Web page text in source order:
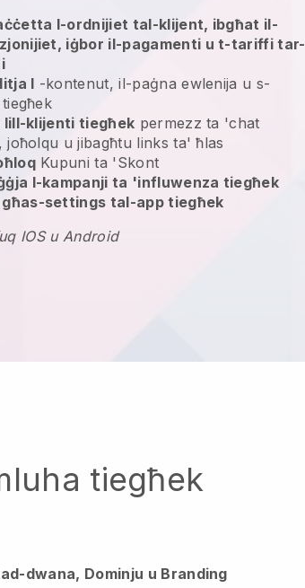
l-ordnijiet tal-klijent, ibgħat il-
iġbor il-pagamenti u t-tariffi tar-
l -kontenut, il-paġna ewlenija u s-
lill-klijenti tiegħek permezz ta 'chat
joħolqu u jibagħtu links ta' ħlas
Kupuni ta 'Skont
l-kampanji ta 'influwenza tiegħek
għas-settings tal-app tiegħek
IOS u Android
tiegħek
dwana, Dominju u Branding